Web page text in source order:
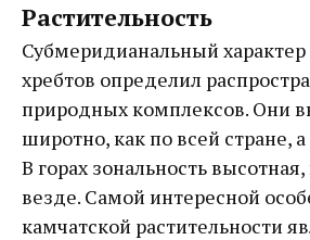
Растительность
Субмеридианальный
хребтов определил
природных комплексов. Они
широтно, как по всей стране,
В горах зональность высотная,
везде. Самой интересной
камчатской растительности